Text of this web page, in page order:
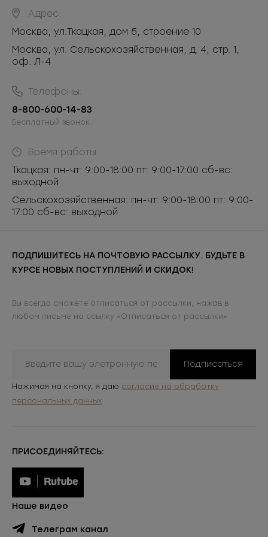
Адрес:
Москва, ул.Ткацкая, дом 5, строение 10
Москва, ул. Сельскохозяйственная, д. 4, стр. 1,
оф. Л-4
Телефоны:
8-800-600-14-83
Бесплатный звонок
Время работы:
Ткацкая: пн-чт: 9:00-18:00 пт: 9:00-17:00 сб-вс:
выходной
Сельскохозяйственная: пн-чт: 9:00-18:00 пт: 9:00-
17:00 сб-вс: выходной
ПОДПИШИТЕСЬ НА ПОЧТОВУЮ РАССЫЛКУ. БУДЬТЕ В
КУРСЕ НОВЫХ ПОСТУПЛЕНИЙ И СКИДОК!
Вы всегда сможете отписаться от рассылки, нажав в
любом письме на ссылку «Отписаться от рассылки»
Подписаться
Нажимая на кнопку, я даю согласие на обработку
персональных данных
ПРИСОЕДИНЯЙТЕСЬ:
Наше видео
Телеграм канал